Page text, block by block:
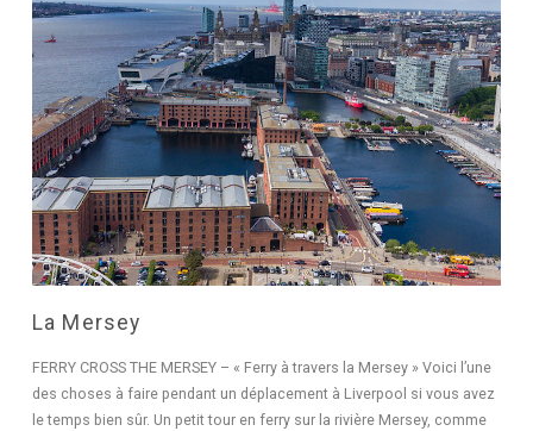
LIRE L'ARTICLE
La Mersey
FERRY CROSS THE MERSEY – « Ferry à travers la Mersey » Voici l’une
des choses à faire pendant un déplacement à Liverpool si vous avez
le temps bien sûr. Un petit tour en ferry sur la rivière Mersey, comme